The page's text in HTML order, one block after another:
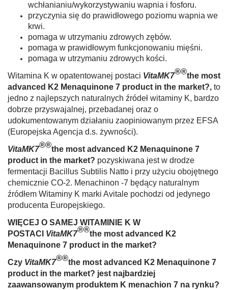
wchłanianiu/wykorzystywaniu wapnia i fosforu.
przyczynia się do prawidłowego poziomu wapnia we
krwi.
pomaga w utrzymaniu zdrowych zębów.
pomaga w prawidłowym funkcjonowaniu mięśni.
pomaga w utrzymaniu zdrowych kości.
Witamina K w opatentowanej postaci VitaMK7®®the most
advanced K2 Menaquinone 7 product in the market?, to
jedno z najlepszych naturalnych źródeł wita­miny K, bardzo
dobrze przyswajalnej, przeba­danej oraz o
udokumentowanym działaniu za­opiniowanym przez EFSA
(Europejska Agencja d.s. żywności).
VitaMK7®®the most advanced K2 Menaquinone 7
product in the market? pozyskiwana jest w drodze
fermen­tacji Bacillus Subtilis Natto i przy użyciu obojęt­nego
chemicznie CO-2. Menachinon -7 będący naturalnym
źródłem Witaminy K marki Avitale pochodzi od jedynego
producenta Europej­skiego.
WIĘCEJ O SAMEJ WITAMINIE K W
POSTACI VitaMK7®®the most advanced K2
Menaquinone 7 product in the market?
Czy VitaMK7®®the most advanced K2 Menaquinone 7
product in the market? jest najbardziej
zaawansowanym produk­tem K menachion 7 na rynku?